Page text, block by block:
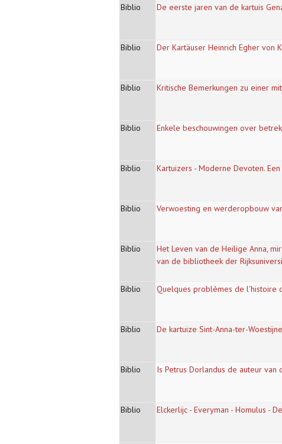
Biblio
De eerste jaren van de kartuis
Biblio
Der Kartäuser Heinrich Egher von
Biblio
Kritische Bemerkungen zu einer
Biblio
Enkele beschouwingen over
Biblio
Kartuizers - Moderne Devoten.
Biblio
Verwoesting en werderopbouw
Biblio
Het Leven van de Heilige Anna,
van de bibliotheek der
Biblio
Quelques problèmes de l'histoire
Biblio
De kartuize Sint-Anna-ter-
Biblio
Is Petrus Dorlandus de auteur van
Biblio
Elckerlijc - Everyman - Homulus -